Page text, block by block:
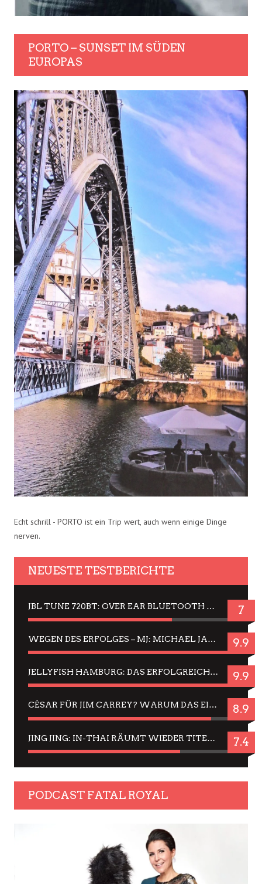
PORTO – SUNSET IM SÜDEN
EUROPAS
Echt schrill - PORTO ist ein Trip wert, auch wenn einige Dinge
nerven.
NEUESTE TESTBERICHTE
JBL TUNE 720BT: OVER EAR BLUETOOTH KOPFHÖRER UM DIE 50,-€ IM DAUER-TEST 7
WEGEN DES ERFOLGES – MJ: MICHAEL JACKSON MUSICAL IN EINER MATINEE SEHEN 9.9
JELLYFISH HAMBURG: DAS ERFOLGREICHE SOMMER-MENÜ 2025 IN GEFÜHLEN UND BILDERN 9.9
CÉSAR FÜR JIM CARREY? WARUM DAS EINER DER NERVIGSTEN ACTORS IST UND BLEIBT 8.9
JING JING: IN-THAI RÄUMT WIEDER TITEL AB – EIN ZWEI-STUNDEN-ERLEBNISBERICHT 7.4
PODCAST FATAL ROYAL